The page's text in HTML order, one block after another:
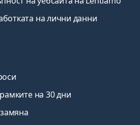
на лични данни
на 30 дни